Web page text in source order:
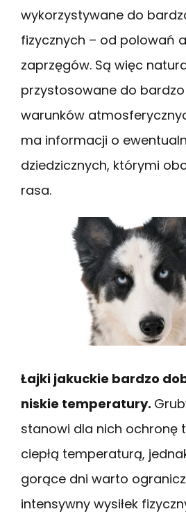
wykorzystywane do
fizycznych – od polowań
zaprzęgów. Są więc
przystosowane do
warunków
ma informacji o
dziedzicznych, którymi
rasa.
Łajki jakuckie bardzo
niskie temperatury.
stanowi dla nich ochronę
ciepłą temperaturą,
gorące dni warto
intensywny wysiłek